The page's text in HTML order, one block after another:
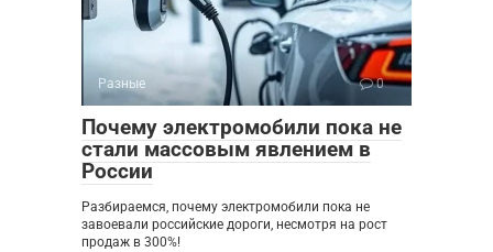
Разные 0
Почему электромобили пока не
стали массовым явлением в
России
Разбираемся, почему электромобили пока не
завоевали российские дороги, несмотря на рост
продаж в 300%!